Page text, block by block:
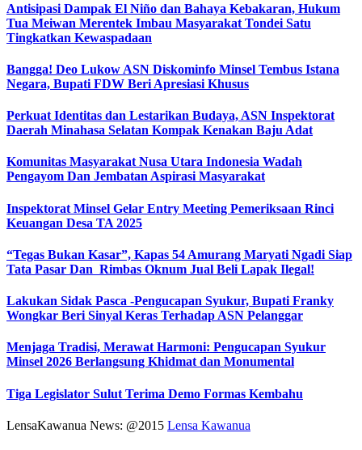
Antisipasi Dampak El Niño dan Bahaya Kebakaran, Hukum
Tua Meiwan Merentek Imbau Masyarakat Tondei Satu
Tingkatkan Kewaspadaan
Bangga! Deo Lukow ASN Diskominfo Minsel Tembus Istana
Negara, Bupati FDW Beri Apresiasi Khusus‎
Perkuat Identitas dan Lestarikan Budaya, ASN Inspektorat
Daerah Minahasa Selatan Kompak Kenakan Baju Adat
Komunitas Masyarakat Nusa Utara Indonesia Wadah
Pengayom Dan Jembatan Aspirasi Masyarakat
Inspektorat Minsel Gelar Entry Meeting Pemeriksaan Rinci
Keuangan Desa TA 2025
“Tegas Bukan Kasar”, Kapas 54 Amurang Maryati Ngadi Siap
Tata Pasar Dan Rimbas Oknum Jual Beli Lapak Ilegal!
Lakukan Sidak Pasca -Pengucapan Syukur, Bupati Franky
Wongkar Beri Sinyal Keras Terhadap ASN Pelanggar‎
Menjaga Tradisi, Merawat Harmoni: Pengucapan Syukur
Minsel 2026 Berlangsung Khidmat dan Monumental
Tiga Legislator Sulut Terima Demo Formas Kembahu
LensaKawanua News: @2015 Lensa Kawanua